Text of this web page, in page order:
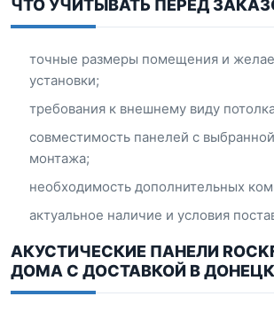
ЧТО УЧИТЫВАТЬ ПЕРЕД
точные размеры помещения и
установки;
требования к внешнему виду
совместимость панелей с
монтажа;
необходимость дополнительных
актуальное наличие и условия
АКУСТИЧЕСКИЕ ПАНЕЛИ
ДОМА С ДОСТАВКОЙ В